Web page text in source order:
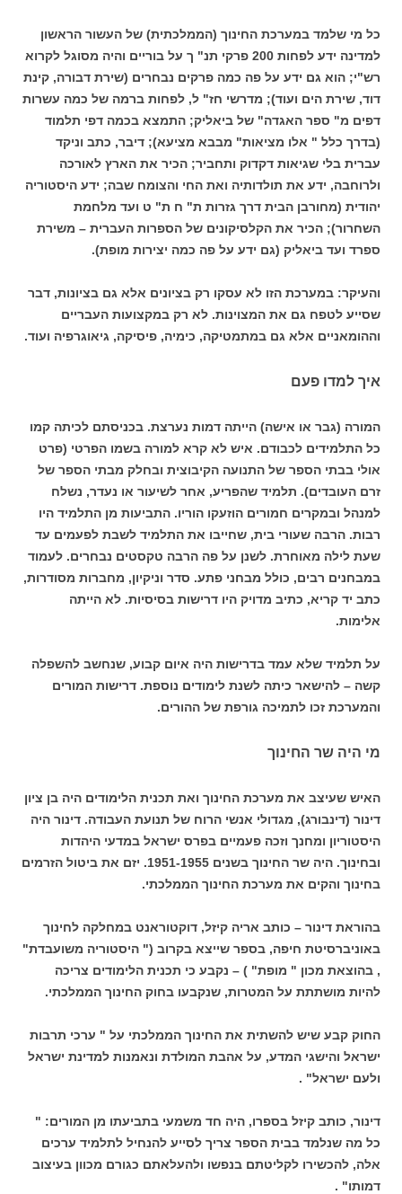
כל מי שלמד במערכת החינוך (הממלכתית) של העשור הראשון
למדינה ידע לפחות 200 פרקי תנ" ך על בוריים והיה מסוגל לקרוא
רש"י; הוא גם ידע על פה כמה פרקים נבחרים (שירת דבורה, קינת
דוד, שירת הים ועוד); מדרשי חז" ל, לפחות ברמה של כמה עשרות
דפים מ" ספר האגדה" של ביאליק; התמצא בכמה דפי תלמוד
(בדרך כלל " אלו מציאות" מבבא מציעא); דיבר, כתב וניקד
עברית בלי שגיאות דקדוק ותחביר; הכיר את הארץ לאורכה
ולרוחבה, ידע את תולדותיה ואת החי והצומח שבה; ידע היסטוריה
יהודית (מחורבן הבית דרך גזרות ת" ח ת" ט ועד מלחמת
השחרור); הכיר את הקלסיקונים של הספרות העברית – משירת
ספרד ועד ביאליק (גם ידע על פה כמה יצירות מופת).
והעיקר: במערכת הזו לא עסקו רק בציונים אלא גם בציונות, דבר
שסייע לטפח גם את המצוינות. לא רק במקצועות העבריים
וההומאניים אלא גם במתמטיקה, כימיה, פיסיקה, גיאוגרפיה ועוד.
איך למדו פעם
המורה (גבר או אישה) הייתה דמות נערצת. בכניסתם לכיתה קמו
כל התלמידים לכבודם. איש לא קרא למורה בשמו הפרטי (פרט
אולי בבתי הספר של התנועה הקיבוצית ובחלק מבתי הספר של
זרם העובדים). תלמיד שהפריע, אחר לשיעור או נעדר, נשלח
למנהל ובמקרים חמורים הוזעקו הוריו. התביעות מן התלמיד היו
רבות. הרבה שעורי בית, שחייבו את התלמיד לשבת לפעמים עד
שעת לילה מאוחרת. לשנן על פה הרבה טקסטים נבחרים. לעמוד
במבחנים רבים, כולל מבחני פתע. סדר וניקיון, מחברות מסודרות,
כתב יד קריא, כתיב מדויק היו דרישות בסיסיות. לא הייתה
אלימות.
על תלמיד שלא עמד בדרישות היה איום קבוע, שנחשב להשפלה
קשה – להישאר כיתה לשנת לימודים נוספת. דרישות המורים
והמערכת זכו לתמיכה גורפת של ההורים.
מי היה שר החינוך
האיש שעיצב את מערכת החינוך ואת תכנית הלימודים היה בן ציון
דינור (דינבורג), מגדולי אנשי הרוח של תנועת העבודה. דינור היה
היסטוריון ומחנך וזכה פעמיים בפרס ישראל במדעי היהדות
ובחינוך. היה שר החינוך בשנים 1951-1955. יזם את ביטול הזרמים
בחינוך והקים את מערכת החינוך הממלכתי.
בהוראת דינור – כותב אריה קיזל, דוקטוראנט במחלקה לחינוך
באוניברסיטת חיפה, בספר שייצא בקרוב (" היסטוריה משועבדת"
, בהוצאת מכון " מופת" ) – נקבע כי תכנית הלימודים צריכה
להיות מושתתת על המטרות, שנקבעו בחוק החינוך הממלכתי.
החוק קבע שיש להשתית את החינוך הממלכתי על " ערכי תרבות
ישראל והישגי המדע, על אהבת המולדת ונאמנות למדינת ישראל
ולעם ישראל" .
דינור, כותב קיזל בספרו, היה חד משמעי בתביעתו מן המורים: "
כל מה שנלמד בבית הספר צריך לסייע להנחיל לתלמיד ערכים
אלה, להכשירו לקליטתם בנפשו ולהעלאתם כגורם מכוון בעיצוב
דמותו" .